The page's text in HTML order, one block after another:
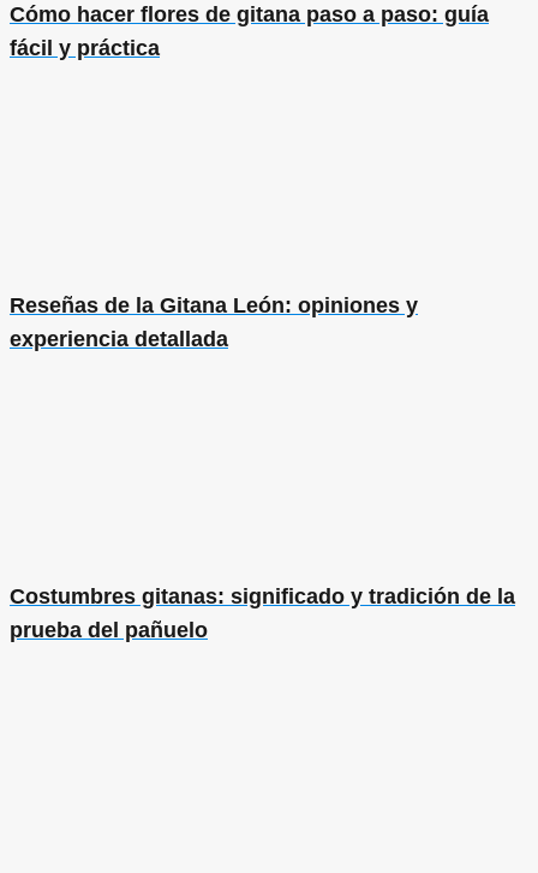
Cómo hacer flores de gitana paso a paso: guía
fácil y práctica
Reseñas de la Gitana León: opiniones y
experiencia detallada
Costumbres gitanas: significado y tradición de la
prueba del pañuelo